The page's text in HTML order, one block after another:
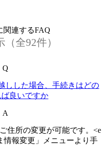
関連するFAQ
全92件）
Q
しした場合、手続きはどの
良いですか
A
住所の変更が可能です。<e
情報変更」メニューより手